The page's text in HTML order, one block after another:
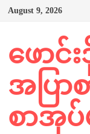
Skip
August 9, 2026
ဖောင်
အပြာ
စာအုပ်